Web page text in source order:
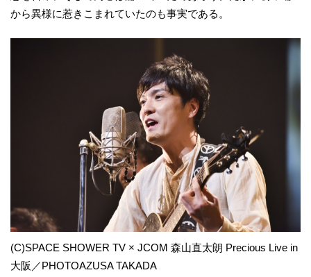
から異様に惹きこまれていたのも事実である。
(C)SPACE SHOWER TV × JCOM 森山直太朗 Precious Live in
大阪／PHOTOAZUSA TAKADA